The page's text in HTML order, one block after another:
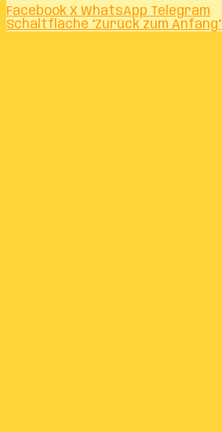
Facebook X WhatsApp Telegram
Schaltfläche "Zurück zum Anfang"